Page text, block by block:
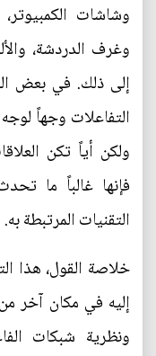
وشاشات الكمبيوتر،
وغرف الدردشة،
إلى ذلك. في بعض
التفاعلات وجهاً
ولكن أياً تكن
فإنها غالباً ما
التقنيات المرتبطة به.
خلاصة القول، هذا
إليه في مكان آخر
ونظرية شبكات